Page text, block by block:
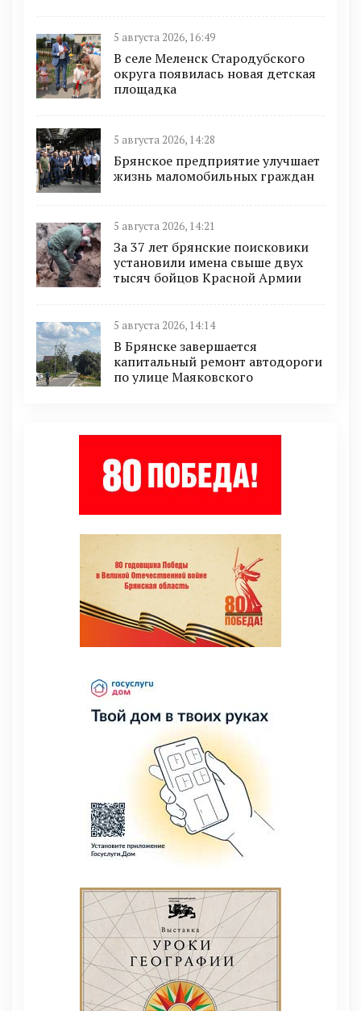
5 августа 2026, 16:49
В селе Меленск Стародубского
округа появилась новая детская
площадка
5 августа 2026, 14:28
Брянское предприятие улучшает
жизнь маломобильных граждан
5 августа 2026, 14:21
За 37 лет брянские поисковики
установили имена свыше двух
тысяч бойцов Красной Армии
5 августа 2026, 14:14
В Брянске завершается
капитальный ремонт автодороги
по улице Маяковского